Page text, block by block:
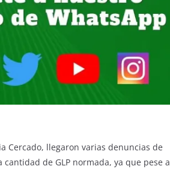
Cercado, llegaron varias denuncias de
de GLP normada, ya que pese a